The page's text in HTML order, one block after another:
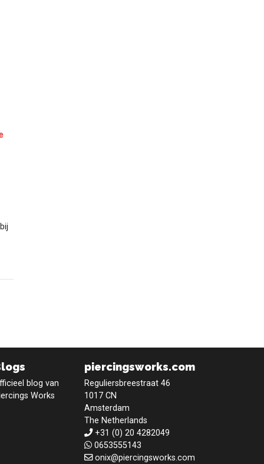
blog van
Works
piercingsworks.com
Reguliersbreestraat 46
1017 CN
Amsterdam
The Netherlands
+31 (0) 20 4282049
0653555143
onix@piercingsworks.com